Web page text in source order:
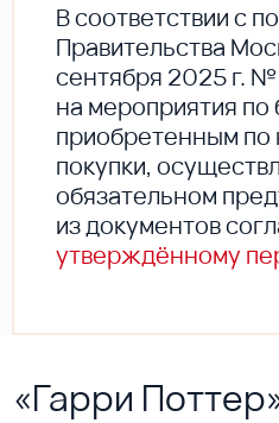
В соответствии с
Правительства
сентября 2025 г.
на мероприятия по
приобретенным по
покупки,
обязательном
из документов
утверждённому
«Гарри